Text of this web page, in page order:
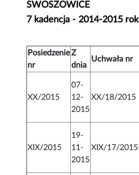
SWOSZOWICE
7 kadencja - 2014-2015 rok
Posiedzenie
nr
Z
dnia
Uchwała nr
XX/2015
07-
12-
2015
XX/18/2015
XIX/2015
19-
11-
2015
XIX/17/2015